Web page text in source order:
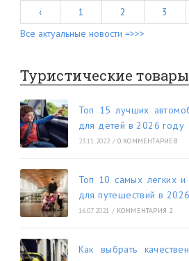
‹ 1 2 3
Все актуальные новости =>>>
Туристические товары
Топ 15 лучших
для детей в 2026 году
23.11.2022 / 0 КОММЕНТАРИЕВ
Топ 10 самых легких
для путешествий в
16.07.2021 / КОММЕНТАРИЯ 2
Как выбрать